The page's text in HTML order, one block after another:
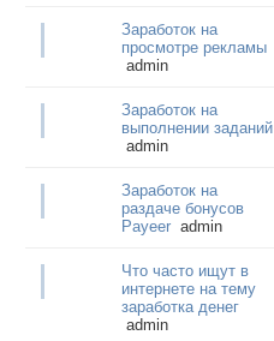
Заработок на
просмотре рекламы
admin
Заработок на
выполнении заданий
admin
Заработок на
раздаче бонусов
Payeer admin
Что часто ищут в
интернете на тему
заработка денег
admin